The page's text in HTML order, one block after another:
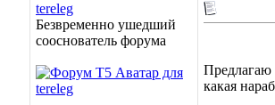
tereleg
Безвременно ушедший
сооснователь форума
Предлагаю
какая